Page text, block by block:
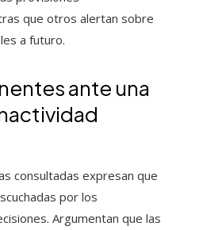
que otros alertan sobre
a futuro.
ante una
consultadas expresan que
por los
Argumentan que las